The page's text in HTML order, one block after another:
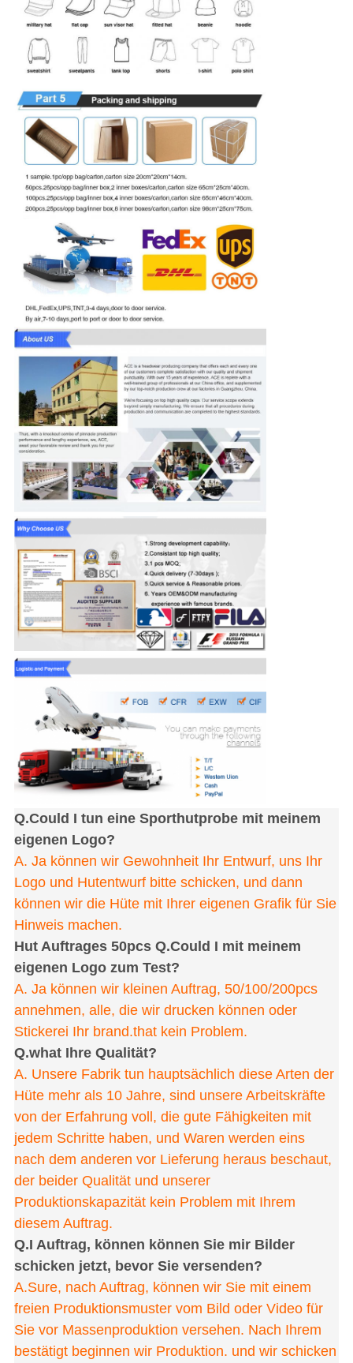
Q.Could I tun eine Sporthutprobe mit meinem
eigenen Logo?
A. Ja können wir Gewohnheit Ihr Entwurf, uns Ihr
Logo und Hutentwurf bitte schicken, und dann
können wir die Hüte mit Ihrer eigenen Grafik für Sie
Hinweis machen.
Hut Auftrages 50pcs Q.Could I mit meinem
eigenen Logo zum Test?
A. Ja können wir kleinen Auftrag, 50/100/200pcs
annehmen, alle, die wir drucken können oder
Stickerei Ihr brand.that kein Problem.
Q.what Ihre Qualität?
A. Unsere Fabrik tun hauptsächlich diese Arten der
Hüte mehr als 10 Jahre, sind unsere Arbeitskräfte
von der Erfahrung voll, die gute Fähigkeiten mit
jedem Schritte haben, und Waren werden eins
nach dem anderen vor Lieferung heraus beschaut,
der beider Qualität und unserer
Produktionskapazität kein Problem mit Ihrem
diesem Auftrag.
Q.I Auftrag, können können Sie mir Bilder
schicken jetzt, bevor Sie versenden?
A.Sure, nach Auftrag, können wir Sie mit einem
freien Produktionsmuster vom Bild oder Video für
Sie vor Massenproduktion versehen. Nach Ihrem
bestätigt beginnen wir Produktion. und wir schicken